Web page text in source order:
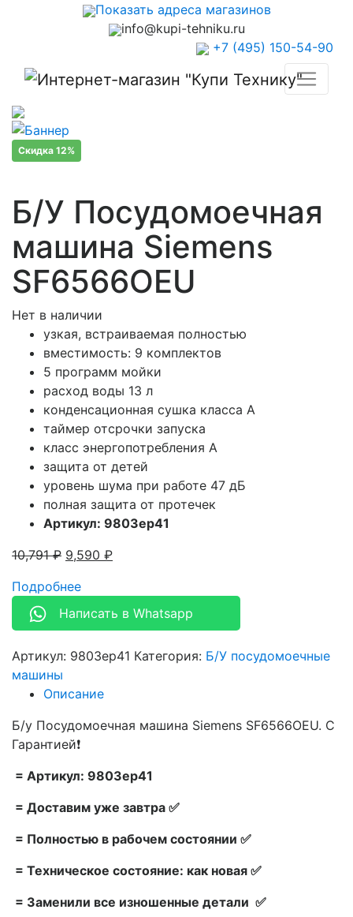
Показать адреса магазинов
info@kupi-tehniku.ru
+7 (495) 150-54-90
Скидка 12%
Б/У Посудомоечная
машина Siemens
SF6566OEU
Нет в наличии
узкая, встраиваемая полностью
вместимость: 9 комплектов
5 программ мойки
расход воды 13 л
конденсационная сушка класса A
таймер отсрочки запуска
класс энергопотребления A
защита от детей
уровень шума при работе 47 дБ
полная защита от протечек
Артикул: 9803ep41
10,791₽ 9,590 ₽
Подробнее
Написать в Whatsapp
Артикул: 9803ep41 Категория: Б/У посудомоечные
машины
Описание
Б/у Посудомоечная машина Siemens SF6566OEU. С
Гарантией❗
= Артикул: 9803ep41
= Доставим уже завтра ✅
= Полностью в рабочем состоянии ✅
= Техническое состояние: как новая ✅
= Заменили все изношенные детали ✅